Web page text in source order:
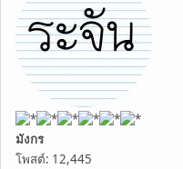
มังกร
โพสต์: 12,445